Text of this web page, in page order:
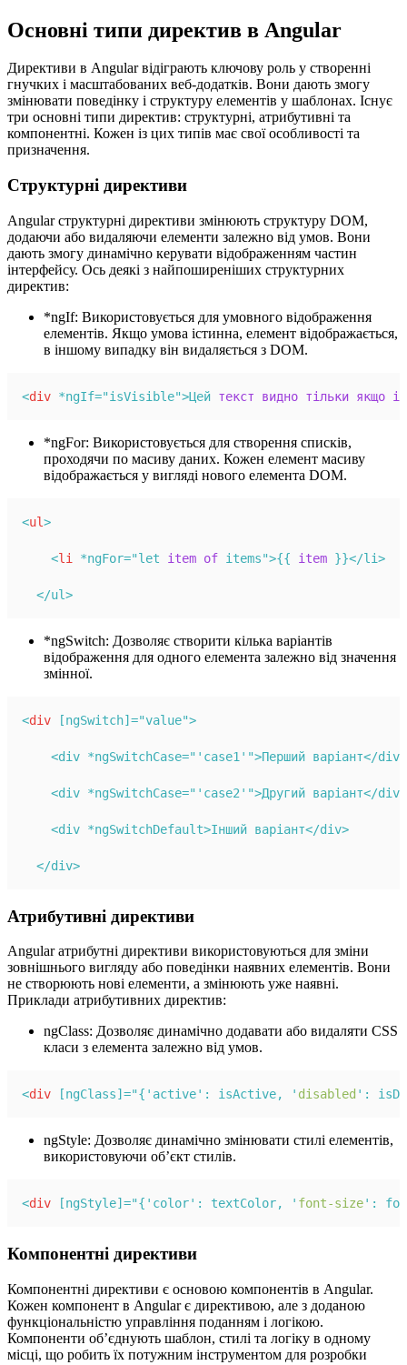
Основні типи директив в Angular
Директиви в Angular відіграють ключову роль у створенні
гнучких і масштабованих веб-додатків. Вони дають змогу
змінювати поведінку і структуру елементів у шаблонах. Існує
три основні типи директив: структурні, атрибутивні та
компонентні. Кожен із цих типів має свої особливості та
призначення.
Структурні директиви
Angular структурні директиви змінюють структуру DOM,
додаючи або видаляючи елементи залежно від умов. Вони
дають змогу динамічно керувати відображенням частин
інтерфейсу. Ось деякі з найпоширеніших структурних
директив:
*ngIf: Використовується для умовного відображення
елементів. Якщо умова істинна, елемент відображається,
в іншому випадку він видаляється з DOM.
<div *ngIf="isVisible">Цей текст видно тільки якщо
*ngFor: Використовується для створення списків,
проходячи по масиву даних. Кожен елемент масиву
відображається у вигляді нового елемента DOM.
<ul>
<li *ngFor="let item of items">{{ item }}</li>
</ul>
*ngSwitch: Дозволяє створити кілька варіантів
відображення для одного елемента залежно від значення
змінної.
<div [ngSwitch]="value">
<div *ngSwitchCase="'case1'">Перший варіант</div>
<div *ngSwitchCase="'case2'">Другий варіант</div>
<div *ngSwitchDefault>Інший варіант</div>
</div>
Атрибутивні директиви
Angular атрибутні директиви використовуються для зміни
зовнішнього вигляду або поведінки наявних елементів. Вони
не створюють нові елементи, а змінюють уже наявні.
Приклади атрибутивних директив:
ngClass: Дозволяє динамічно додавати або видаляти CSS
класи з елемента залежно від умов.
<div [ngClass]="{'active': isActive, ' disabled ' :
ngStyle: Дозволяє динамічно змінювати стилі елементів,
використовуючи об’єкт стилів.
<div [ngStyle]="{'color': textColor, ' font-size' :
Компонентні директиви
Компонентні директиви є основою компонентів в Angular.
Кожен компонент в Angular є директивою, але з доданою
функціональністю управління поданням і логікою.
Компоненти об’єднують шаблон, стилі та логіку в одному
місці, що робить їх потужним інструментом для розробки